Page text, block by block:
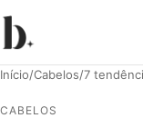
Início/Cabelos/7
CABELOS